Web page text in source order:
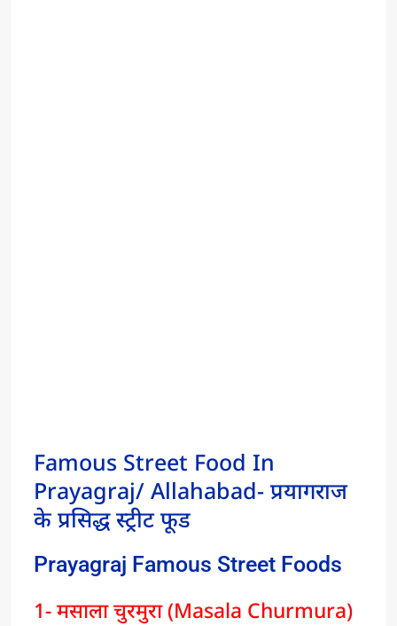
Famous Street Food In
Prayagraj/ Allahabad- प्रयागराज
के प्रसिद्ध स्ट्रीट फूड
Prayagraj Famous Street Foods
1- मसाला चुरमुरा (Masala Churmura)